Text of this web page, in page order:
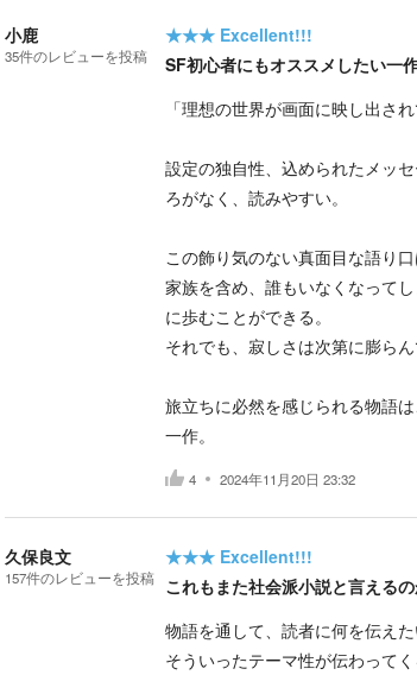
小鹿
35件のレビューを投稿
★★★ Excellent!!!
SF初心者にもオススメしたい一
「理想の世界が画面に映し出さ
設定の独自性、込められたメッ
ろがなく、読みやすい。
この飾り気のない真面目な語り
家族を含め、誰もいなくなって
に歩むことができる。
それでも、寂しさは次第に膨ら
旅立ちに必然を感じられる物語
一作。
4 2024年11月20日 23:32
久保良文
157件のレビューを投稿
★★★ Excellent!!!
これもまた社会派小説と言えるの
物語を通して、読者に何を伝えた
そういったテーマ性が伝わって